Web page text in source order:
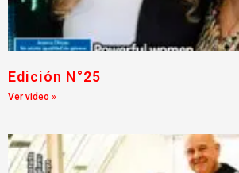
Edición N°25
Ver video »